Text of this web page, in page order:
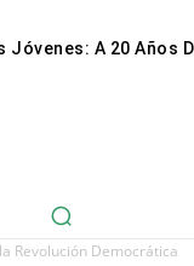
Jóvenes: A 20 Años
Revolución Democrática